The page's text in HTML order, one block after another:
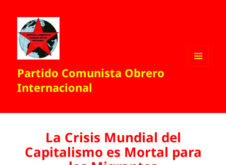
Partido Comunista Obrero
Internacional
La Crisis Mundial del
Capitalismo es Mortal para